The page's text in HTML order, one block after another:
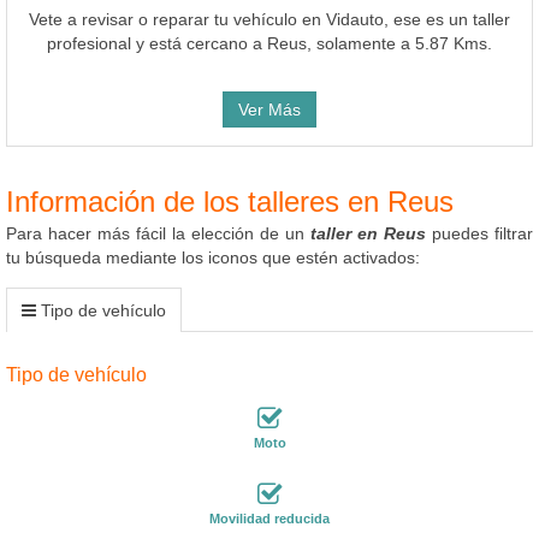
Vete a revisar o reparar tu vehículo en Vidauto, ese es un taller
profesional y está cercano a Reus, solamente a 5.87 Kms.
Ver Más
Información de los talleres en Reus
Para hacer más fácil la elección de un taller en Reus puedes filtrar
tu búsqueda mediante los iconos que estén activados:
Tipo de vehículo
Tipo de vehículo
Moto
Movilidad reducida